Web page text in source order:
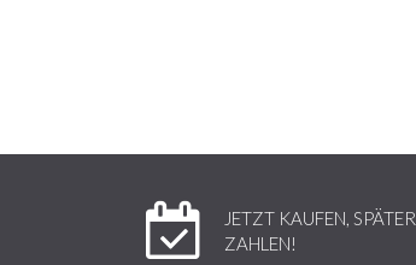
JETZT KAUFEN, SPÄTER
ZAHLEN!